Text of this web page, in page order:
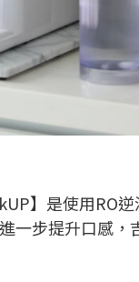
】是使用RO
一步提升口感，